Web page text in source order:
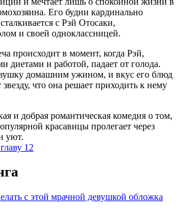
Его будни кардинально
с Рэй Отосаки,
и своей одноклассницей.
происходит в момент, когда Рэй,
диетами и работой, падает от голода.
домашним ужином, и вкус его блюд
звезду, что она решает приходить к нему
и добрая романтическая комедия о том,
красавицы пролегает через
уют.
12